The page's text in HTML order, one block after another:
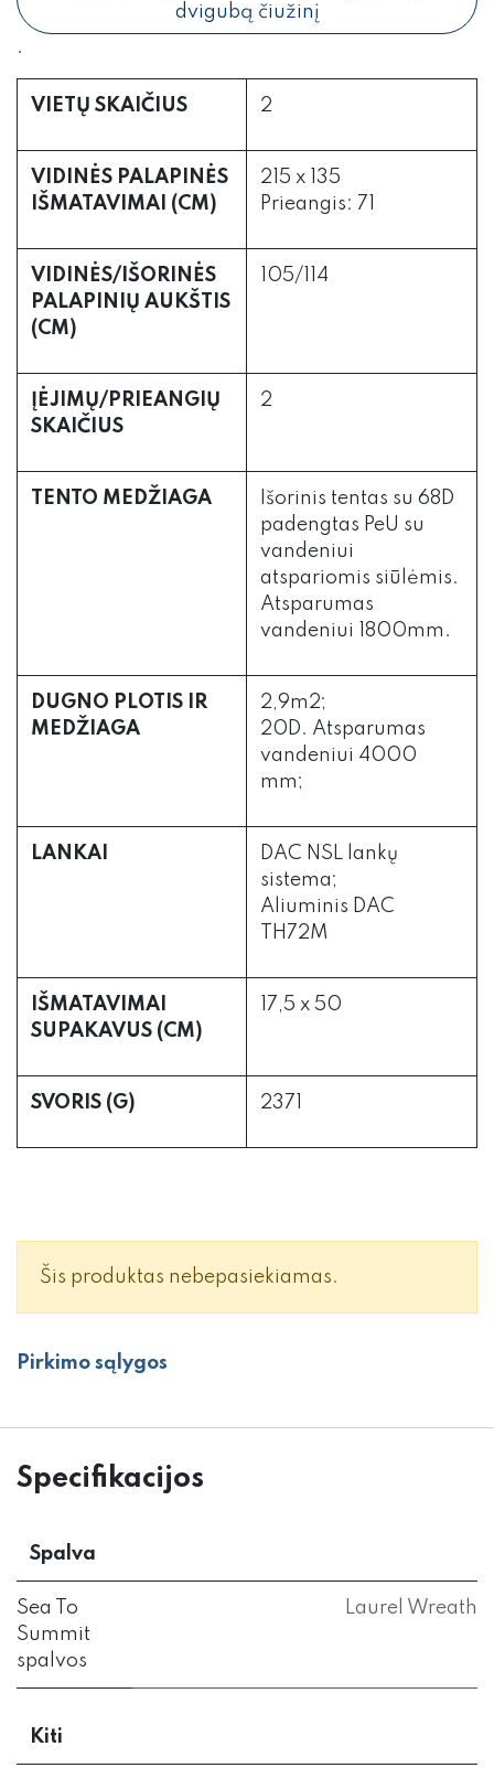
dvigubą čiužinį
.
VIETŲ SKAIČIUS 2
VIDINĖS PALAPINĖS
IŠMATAVIMAI (CM)
215 x 135
Prieangis: 71
VIDINĖS/IŠORINĖS
PALAPINIŲ AUKŠTIS
(CM)
105/114
ĮĖJIMŲ/PRIEANGIŲ
SKAIČIUS
2
TENTO MEDŽIAGA
Išorinis tentas su 68D
padengtas PeU su
vandeniui
atspariomis siūlėmis.
Atsparumas
vandeniui 1800mm.
DUGNO PLOTIS IR
MEDŽIAGA
2,9m2;
20D. Atsparumas
vandeniui 4000
mm;
LANKAI
DAC NSL lankų
sistema;
Aliuminis DAC
TH72M
IŠMATAVIMAI
SUPAKAVUS (CM)
17,5 x 50
SVORIS (G) 2371
Šis produktas nebepasiekiamas.
Pirkimo sąlygos
Specifikacijos
Spalva
Sea To
Summit
spalvos
Laurel Wreath
Kiti